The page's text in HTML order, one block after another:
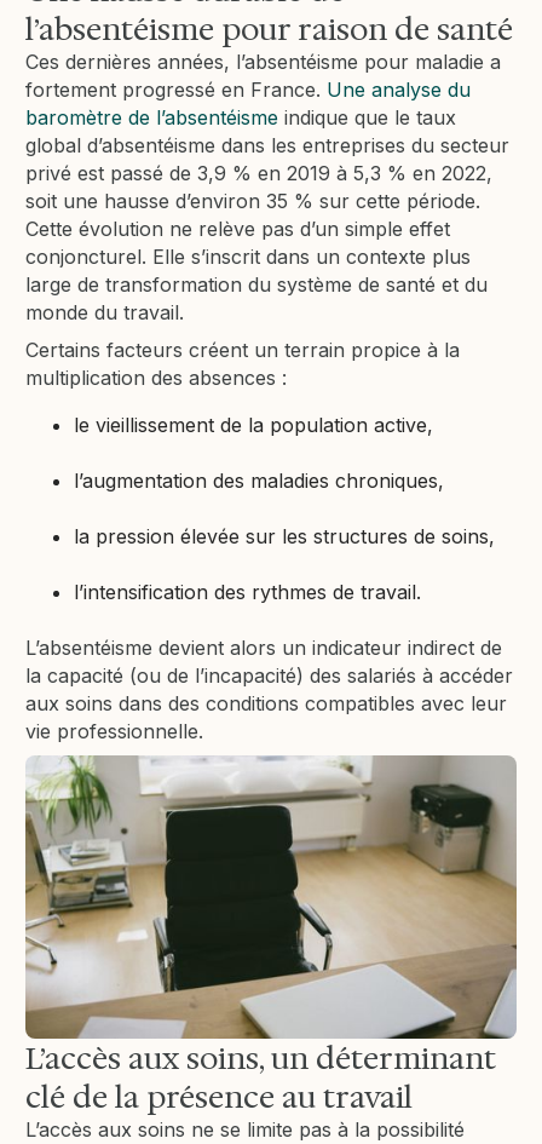
l’absentéisme pour raison de santé
Ces dernières années, l’absentéisme pour maladie a
fortement progressé en France. Une analyse du
baromètre de l’absentéisme indique que le taux
global d’absentéisme dans les entreprises du secteur
privé est passé de 3,9 % en 2019 à 5,3 % en 2022,
soit une hausse d’environ 35 % sur cette période.
Cette évolution ne relève pas d’un simple effet
conjoncturel. Elle s’inscrit dans un contexte plus
large de transformation du système de santé et du
monde du travail.
Certains facteurs créent un terrain propice à la
multiplication des absences :
le vieillissement de la population active,
l’augmentation des maladies chroniques,
la pression élevée sur les structures de soins,
l’intensification des rythmes de travail.
L’absentéisme devient alors un indicateur indirect de
la capacité (ou de l’incapacité) des salariés à accéder
aux soins dans des conditions compatibles avec leur
vie professionnelle.
L’accès aux soins, un déterminant
clé de la présence au travail
L’accès aux soins ne se limite pas à la possibilité